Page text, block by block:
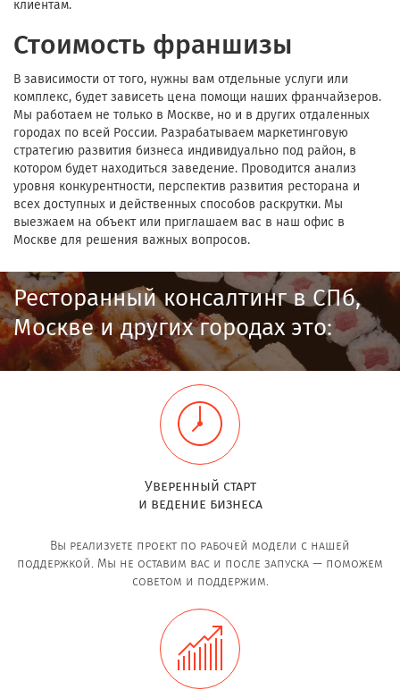
клиентам.
Стоимость франшизы
В зависимости от того, нужны вам отдельные услуги или
комплекс, будет зависеть цена помощи наших франчайзеров.
Мы работаем не только в Москве, но и в других отдаленных
городах по всей России. Разрабатываем маркетинговую
стратегию развития бизнеса индивидуально под район, в
котором будет находиться заведение. Проводится анализ
уровня конкурентности, перспектив развития ресторана и
всех доступных и действенных способов раскрутки. Мы
выезжаем на объект или приглашаем вас в наш офис в
Москве для решения важных вопросов.
Ресторанный консалтинг в СПб,
Москве и других городах это:
Уверенный старт
и ведение бизнеса
Вы реализуете проект по рабочей модели с нашей
поддержкой. Мы не оставим вас и после запуска — поможем
советом и поддержим.